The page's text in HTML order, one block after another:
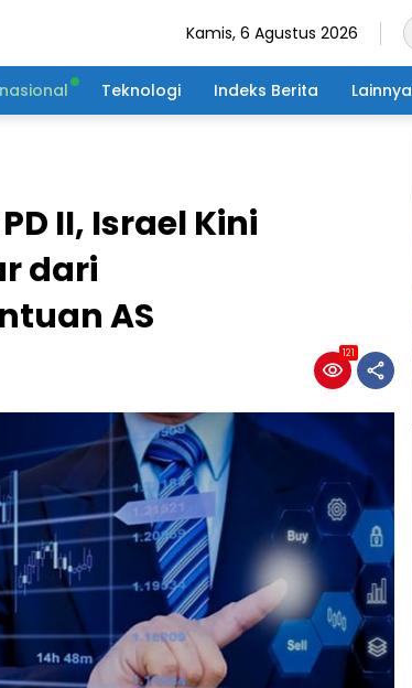
Kamis, 6 Agustus 2026
Teknologi Indeks Berita Lainnya
II, Israel Kini
dari
AS
121